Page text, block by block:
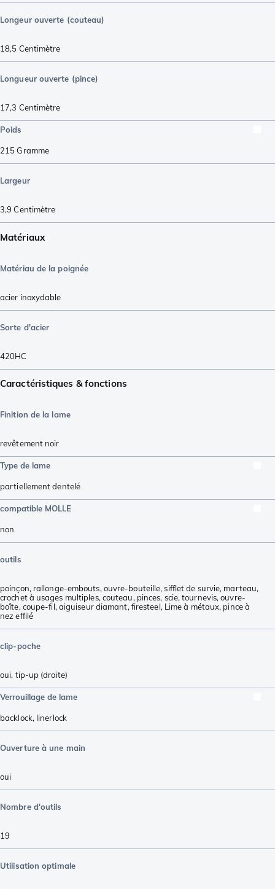
Longeur ouverte (couteau)
18,5 Centimètre
Longueur ouverte (pince)
17,3 Centimètre
Poids
215Gramme
Largeur
3,9 Centimètre
Matériaux
Matériau de la poignée
acier inoxydable
Sorte d'acier
420HC
Caractéristiques & fonctions
Finition de la lame
revêtement noir
Type de lame
partiellement dentelé
compatible MOLLE
non
outils
poinçon, rallonge-embouts,ouvre-bouteille,sifflet de survie, marteau,
crochet à usages multiples,couteau, pinces, scie,tournevis,ouvre-
boîte,coupe-fil,aiguiseur diamant,firesteel, Lime à métaux, pince à
nez effilé
clip-poche
oui, tip-up (droite)
Verrouillage de lame
backlock, linerlock
Ouverture à une main
oui
Nombre d'outils
19
Utilisation optimale